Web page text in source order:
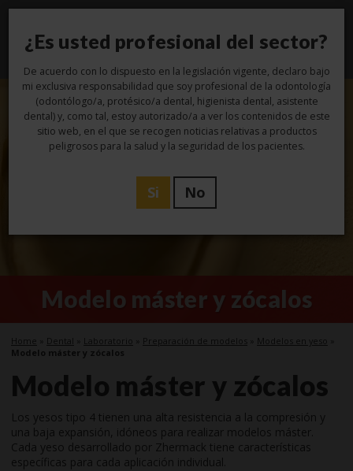
Modelo máster y zócalos
Home Dental Laboratorio Preparación de modelos Modelos en yeso
Modelo máster y zócalos
Modelo máster y zócalos
Los yesos tipo 4 tienen una alta resistencia a la compresión y
una baja expansión, idóneos para realizar modelos máster.
Cada yeso desarrollado por Zhermack tiene características
específicas para cada aplicación individual.
¿Es usted profesional del sector?
De acuerdo con lo dispuesto en la legislación vigente, declaro bajo
mi exclusiva responsabilidad que soy profesional de la odontología
(odontólogo/a, protésico/a dental, higienista dental, asistente
dental) y, como tal, estoy autorizado/a a ver los contenidos de este
sitio web, en el que se recogen noticias relativas a productos
peligrosos para la salud y la seguridad de los pacientes.
Si No